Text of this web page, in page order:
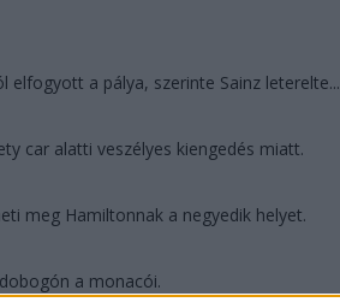
elfogyott a pálya, szerinte Sainz leterelte...
car alatti veszélyes kiengedés miatt.
meg Hamiltonnak a negyedik helyet.
a monacói.